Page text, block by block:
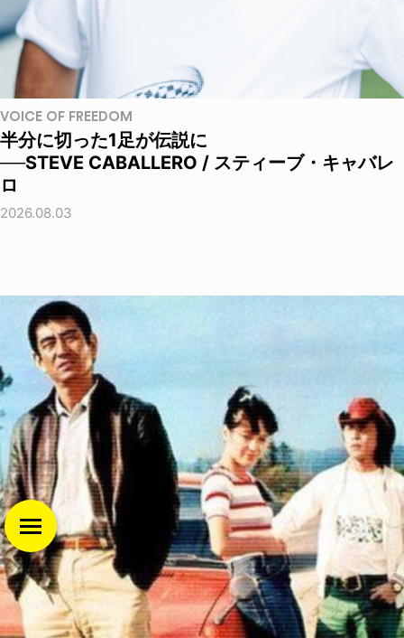
VOICE OF FREEDOM
半分に切った1足が伝説に
──STEVE CABALLERO / スティーブ・キャバレ
ロ
2026.08.03